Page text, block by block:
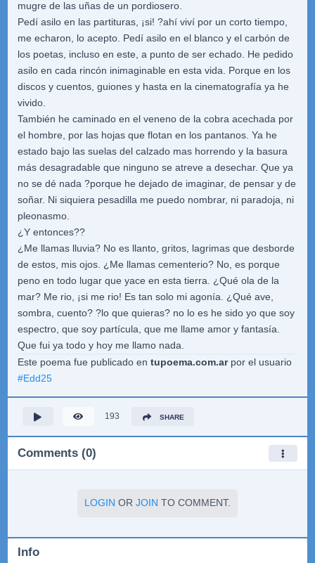
mugre de las uñas de un pordiosero.
Pedí asilo en las partituras, ¡si! ?ahí viví por un corto tiempo,
me echaron, lo acepto. Pedí asilo en el blanco y el carbón de
los poetas, incluso en este, a punto de ser echado. He pedido
asilo en cada rincón inimaginable en esta vida. Porque en los
discos y cuentos, guiones y hasta en la cinematografía ya he
vivido.
También he caminado en el veneno de la cobra acechada por
el hombre, por las hojas que flotan en los pantanos. Ya he
estado bajo las suelas del calzado mas horrendo y la basura
más desagradable que ninguno se atreve a desechar. Que ya
no se dé nada ?porque he dejado de imaginar, de pensar y de
soñar. Ni siquiera pesadilla me puedo nombrar, ni paradoja, ni
pleonasmo.
¿Y entonces??
¿Me llamas lluvia? No es llanto, gritos, lagrimas que desborde
de estos, mis ojos. ¿Me llamas cementerio? No, es porque
peno en todo lugar que yace en esta tierra. ¿Qué ola de la
mar? Me rio, ¡si me rio! Es tan solo mi agonía. ¿Qué ave,
sombra, cuento? ?lo que quieras? no lo es he sido yo que soy
espectro, que soy partícula, que me llame amor y fantasía.
Que fui ya todo y hoy me llamo nada.
Este poema fue publicado en tupoema.com.arpor el usuario
#Edd25
193 SHARE
Comments (0)
LOGIN OR JOIN TO COMMENT.
Info